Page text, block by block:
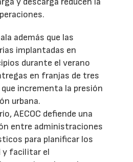
además que las
implantadas en
durante el verano
en franjas de tres
incrementa la presión
urbana.
AECOC defiende una
entre administraciones
para planificar los
y facilitar el